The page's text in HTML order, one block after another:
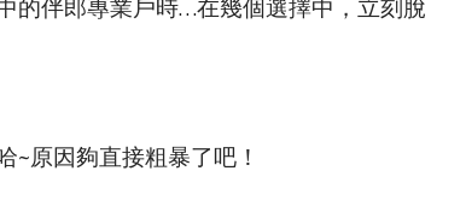
的伴郎專業戶時…在幾個選擇中，立刻脫
~原因夠直接粗暴了吧！